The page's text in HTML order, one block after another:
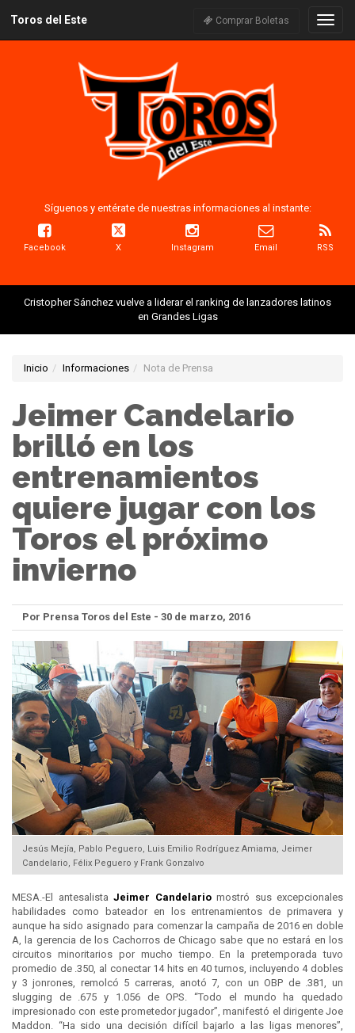
Toros del Este Comprar Boletas
Síguenos y entérate de nuestras informaciones al instante:
Facebook X Instagram Email RSS
Cristopher Sánchez vuelve a liderar el ranking de lanzadores latinos
en Grandes Ligas
Inicio Informaciones Nota de Prensa
Jeimer Candelario
brilló en los
entrenamientos
quiere jugar con los
Toros el próximo
invierno
Por Prensa Toros del Este - 30 de marzo, 2016
Jesús Mejía, Pablo Peguero, Luis Emilio Rodríguez Amiama, Jeimer
Candelario, Félix Peguero y Frank Gonzalvo
MESA.-El antesalista Jeimer Candelariomostró sus excepcionales
habilidades como bateador en los entrenamientos de primavera y
aunque ha sido asignado para comenzar la campaña de 2016 en doble
A, la gerencia de los Cachorros de Chicago sabe que no estará en los
circuitos minoritarios por mucho tiempo. En la pretemporada tuvo
promedio de .350, al conectar 14 hits en 40 turnos, incluyendo 4 dobles
y 3 jonrones, remolcó 5 carreras, anotó 7, con un OBP de .381, un
slugging de .675 y 1.056 de OPS. “Todo el mundo ha quedado
impresionado con este prometedor jugador”, manifestó el dirigente Joe
Maddon. “Ha sido una decisión difícil bajarlo a las ligas menores”,